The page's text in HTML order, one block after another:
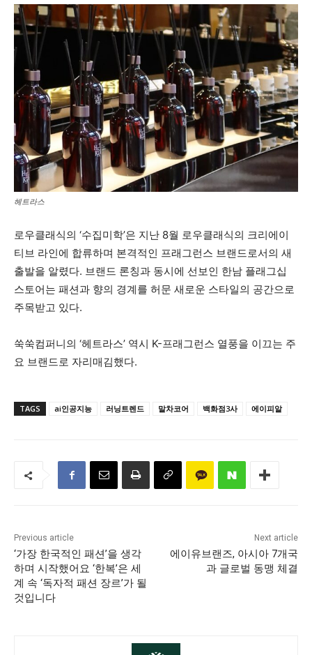
헤트라스
로우클래식의 ‘수집미학’은 지난 8월 로우클래식의 크리에이
티브 라인에 합류하며 본격적인 프래그런스 브랜드로서의 새
출발을 알렸다. 브랜드 론칭과 동시에 선보인 한남 플래그십
스토어는 패션과 향의 경계를 허문 새로운 스타일의 공간으로
주목받고 있다.
쑥쑥컴퍼니의 ‘헤트라스’ 역시 K-프래그런스 열풍을 이끄는 주
요 브랜드로 자리매김했다.
TAGS ai인공지능 러닝트렌드 말차코어 백화점3사 에이피알
Previous article
‘가장 한국적인 패션’을 생각
하며 시작했어요 ‘한복’은 세
계 속 ‘독자적 패션 장르’가 될
것입니다
Next article
에이유브랜즈, 아시아 7개국
과 글로벌 동맹 체결